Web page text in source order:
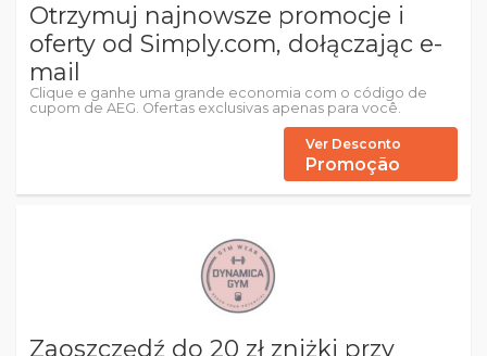
Otrzymuj najnowsze promocje i
oferty od Simply.com, dołączając e-
mail
Clique e ganhe uma grande economia com o código de
cupom de AEG. Ofertas exclusivas apenas para você.
Ver Desconto
Promoção
Zaoszczędź do 20 zł zniżki przy